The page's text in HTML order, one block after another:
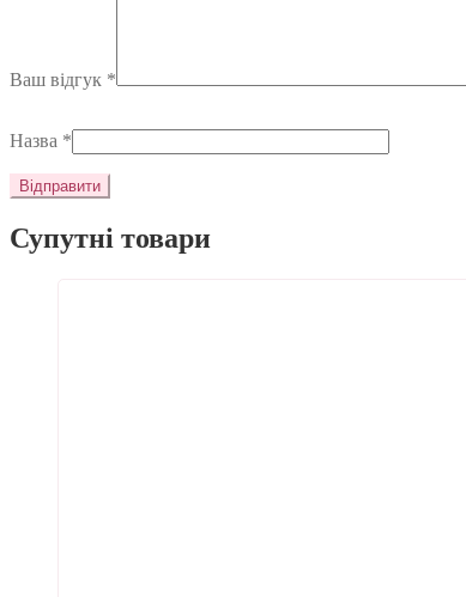
Ваш відгук *
Назва *
Супутні товари